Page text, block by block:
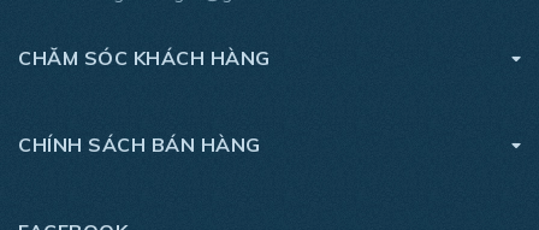
CHĂM SÓC KHÁCH HÀNG
CHÍNH SÁCH BÁN HÀNG